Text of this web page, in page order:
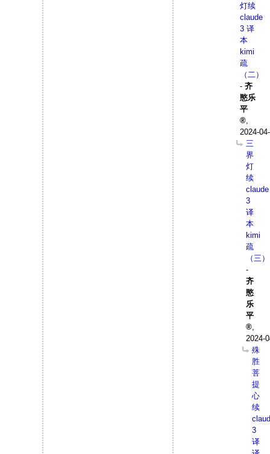
灯续
claude
3 译
本
kimi
疏
（二）
-齐
愍乐
平
2024-
三
界
灯
续
claude
3
译
本
kimi
疏
（三）
-
齐
愍
乐
平
2024-
殊
胜
菩
提
心
续
3
译